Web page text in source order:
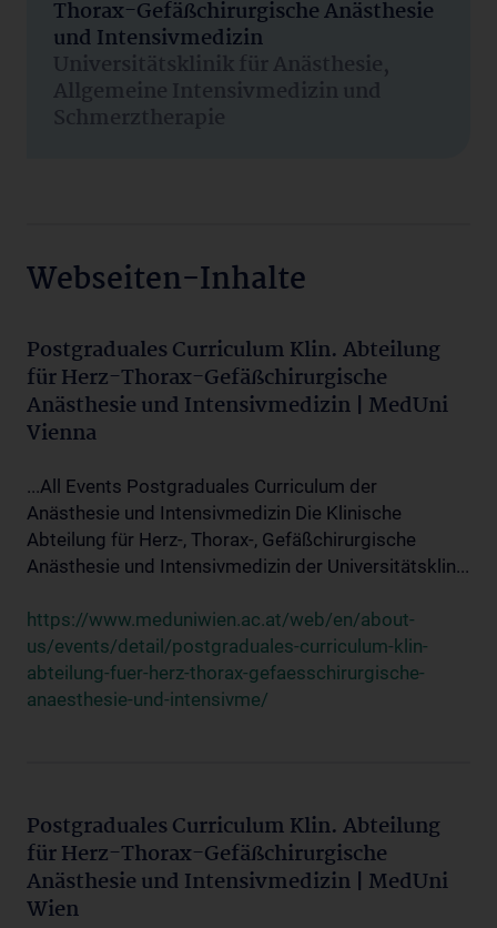
Thorax-Gefäßchirurgische Anästhesie
und Intensivmedizin
Universitätsklinik für Anästhesie,
Allgemeine Intensivmedizin und
Schmerztherapie
Webseiten-Inhalte
Postgraduales Curriculum Klin. Abteilung
für Herz-Thorax-Gefäßchirurgische
Anästhesie und Intensivmedizin | MedUni
Vienna
...All Events Postgraduales Curriculum der
Anästhesie und Intensivmedizin Die Klinische
Abteilung für Herz-, Thorax-, Gefäßchirurgische
Anästhesie und Intensivmedizin der Universitätsklin...
https://www.meduniwien.ac.at/web/en/about-
us/events/detail/postgraduales-curriculum-klin-
abteilung-fuer-herz-thorax-gefaesschirurgische-
anaesthesie-und-intensivme/
Postgraduales Curriculum Klin. Abteilung
für Herz-Thorax-Gefäßchirurgische
Anästhesie und Intensivmedizin | MedUni
Wien